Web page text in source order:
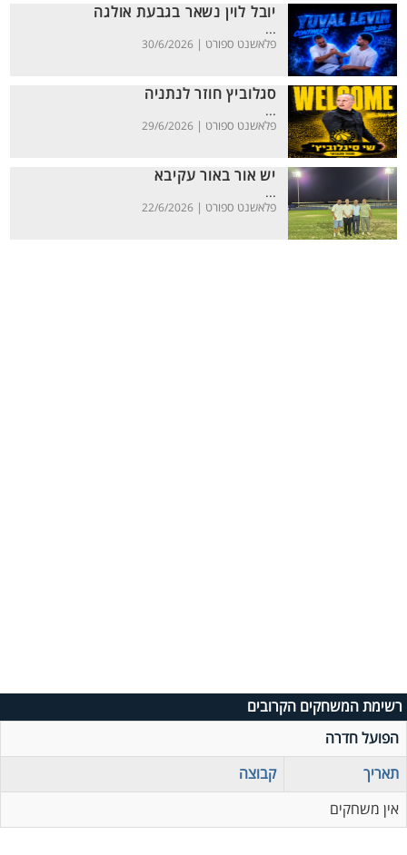
יובל לוין נשאר בגבעת אולגה
...
פלאשנט ספורט | 30/6/2026
סגלוביץ חוזר לנתניה
...
פלאשנט ספורט | 29/6/2026
יש אור באור עקיבא
...
פלאשנט ספורט | 22/6/2026
רשימת המשחקים הקרובים
הפועל חדרה
תאריך
קבוצה
אין משחקים